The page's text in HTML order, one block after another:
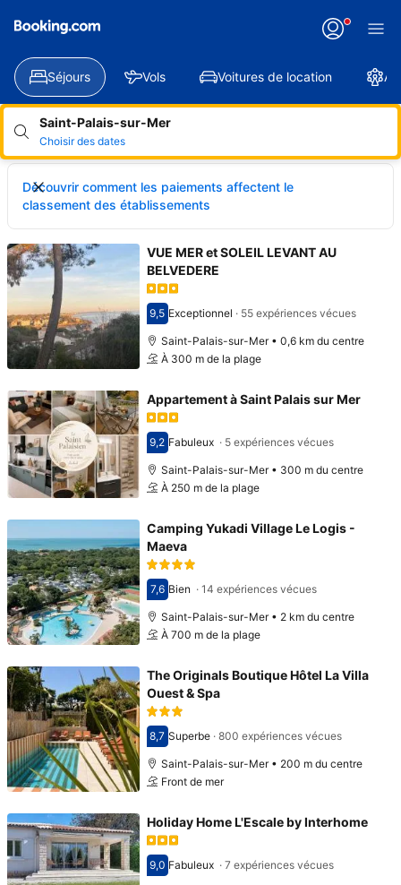
Séjours Vols Voitures de location
Saint-Palais-sur-Mer
Choisir des dates
Découvrir comment les paiements affectent le
classement des établissements
VUE MER et SOLEIL LEVANT AU
BELVEDERE
Avec une note de 9,5
9,5 Exceptionnel · 55 expériences vécues
Saint-Palais-sur-Mer • 0,6 km du centre
À 300 m de la plage
Appartement à Saint Palais sur Mer
Avec une note de 9,2
9,2 Fabuleux · 5 expériences vécues
Saint-Palais-sur-Mer • 300 m du centre
À 250 m de la plage
Camping Yukadi Village Le Logis -
Maeva
Avec une note de 7,6
7,6 Bien · 14 expériences vécues
Saint-Palais-sur-Mer • 2 km du centre
À 700 m de la plage
The Originals Boutique Hôtel La Villa
Ouest & Spa
Avec une note de 8,7
8,7 Superbe· 800 expériences vécues
Saint-Palais-sur-Mer • 200 m du centre
Front de mer
Holiday Home L'Escale by Interhome
Avec une note de 9,0
9,0 Fabuleux · 7 expériences vécues